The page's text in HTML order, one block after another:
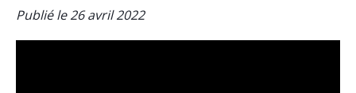
Publié le 26 avril 2022